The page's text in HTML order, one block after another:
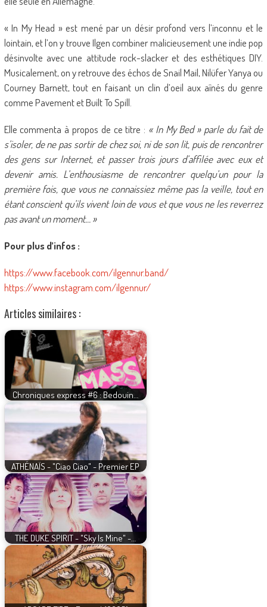
« In My Head » est mené par un désir profond vers l’inconnu et le
lointain, et l’on y trouve Ilgen combiner malicieusement une indie pop
désinvolte avec une attitude rock-slacker et des esthétiques DIY.
Musicalement, on y retrouve des échos de Snail Mail, Nilüfer Yanya ou
Courney Barnett, tout en faisant un clin d’oeil aux aînés du genre
comme Pavement et Built To Spill.
Elle commenta à propos de ce titre : « In My Bed » parle du fait de
s’isoler, de ne pas sortir de chez soi, ni de son lit, puis de rencontrer
des gens sur Internet, et passer trois jours d’affilée avec eux et
devenir amis. L’enthousiasme de rencontrer quelqu’un pour la
première fois, que vous ne connaissiez même pas la veille, tout en
étant conscient qu’ils vivent loin de vous et que vous ne les reverrez
pas avant un moment… »
Pour plus d’infos :
https://www.facebook.com/ilgennur.band/
https://www.instagram.com/ilgennur/
Articles similaires :
Chroniques express #6 : Bedouin…
ATHÉNAÏS - "Ciao Ciao" - Premier EP
THE DUKE SPIRIT - "Sky Is Mine" -…